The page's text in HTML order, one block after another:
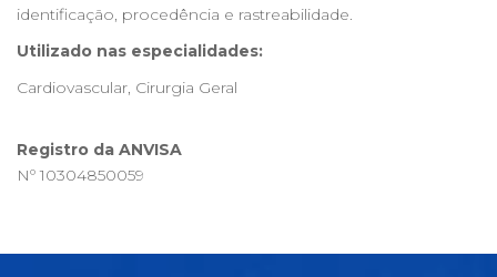
identificação, procedência e rastreabilidade.
Utilizado nas especialidades:
Cardiovascular, Cirurgia Geral
Registro da ANVISA
Nº 10304850059